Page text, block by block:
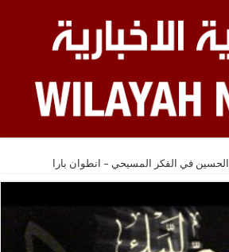
الحسين في الفكر المسيحي – انطوان بارا